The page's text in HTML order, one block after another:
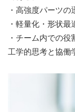
・高強度パーツの
・軽量化・形状最
・チーム内での役
工学的思考と協働